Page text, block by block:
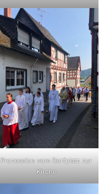
Prozession vom Dorfplatz zur
Kirche